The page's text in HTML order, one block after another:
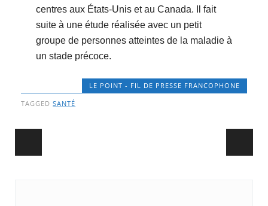
centres aux États-Unis et au Canada. Il fait
suite à une étude réalisée avec un petit
groupe de personnes atteintes de la maladie à
un stade précoce.
LE POINT - FIL DE PRESSE FRANCOPHONE
TAGGEDSANTÉ
Post navigation